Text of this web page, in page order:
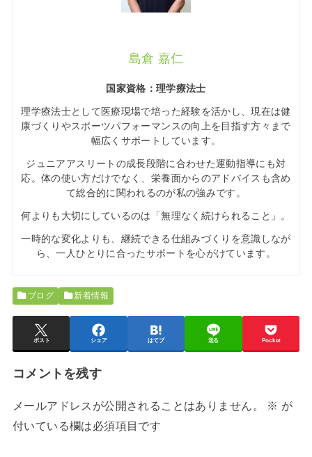
島倉 嘉仁
国家資格：理学療法士
理学療法士として医療現場で培った経験を活かし、現在は健
康づくりやスポーツパフォーマンスの向上を目指す方々まで
幅広くサポートしています。
ジュニアアスリートの成長段階に合わせた運動指導にも対
応。体の使い方だけでなく、栄養面からのアドバイスも含め
て総合的に関われるのが私の強みです。
何よりも大切にしているのは「無理なく続けられること」。
一時的な変化よりも、継続できる仕組みづくりを意識しなが
ら、一人ひとりに合ったサポートを心がけています。
ブログ 新着情報
ポスト シェア はてブ 送る Pocket
コメントを残す
メールアドレスが公開されることはありません。 ※ が
付いている欄は必須項目です